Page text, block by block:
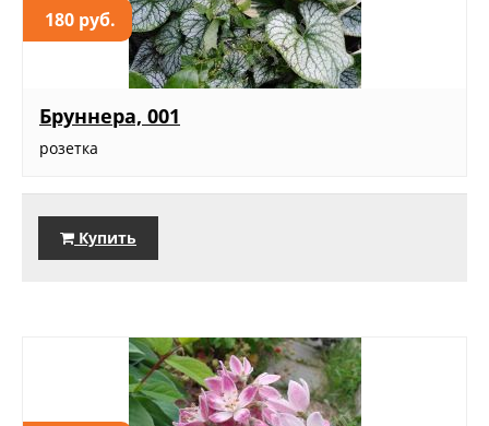
180 руб.
Бруннера, 001
розетка
Купить